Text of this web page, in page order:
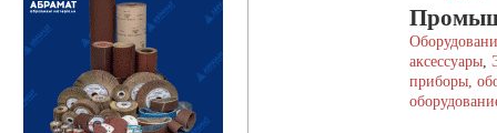
аксессуары,
приборы,